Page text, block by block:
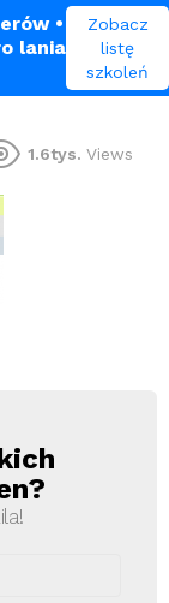
•
lania
Zobacz
listę
szkoleń
1.6tys. Views